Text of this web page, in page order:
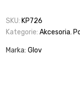
SKU: KP726
Kategorie: Akcesoria,
Marka: Glov